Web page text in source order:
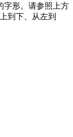
字形。请参照上方
到下、从左到